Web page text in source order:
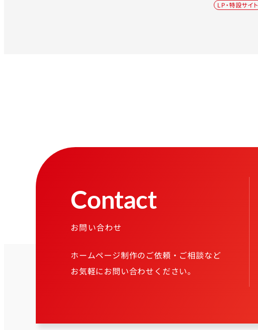
LP・特設サイト
Contact
お問い合わせ
ホームページ制作のご依頼・ご相談など
お気軽にお問い合わせください。